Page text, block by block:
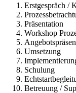
Erstgespräch /
Präsentation
Workshop
Umsetzung
Schulung
Betreuung /